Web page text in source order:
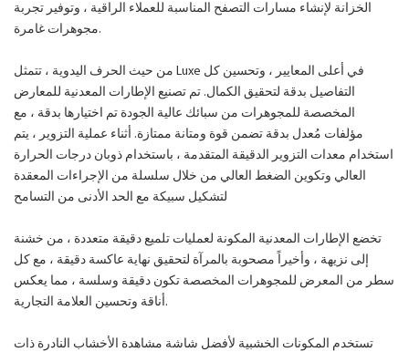
الخزانة لإنشاء مسارات التصفح المناسبة للعملاء الراقية ، وتوفير تجربة
مجوهرات غامرة.
من حيث الحرف اليدوية ، تتمثل Luxe في أعلى المعايير ، وتحسين كل
التفاصيل بدقة لتحقيق الكمال. تم تصنيع الإطارات المعدنية للمعارض
المخصصة للمجوهرات من سبائك عالية الجودة تم اختيارها بدقة ، مع
مؤلفات مُعدل بدقة تضمن قوة ومتانة ممتازة. أثناء عملية التزوير ، يتم
استخدام معدات التزوير الدقيقة المتقدمة ، باستخدام ذوبان درجات الحرارة
العالي وتكوين الضغط العالي من خلال سلسلة من الإجراءات المعقدة
تخضع الإطارات المعدنية المكونة لعمليات تلميع دقيقة متعددة ، من خشنة
إلى نزيهة ، وأخيراً مصحوبة بالمرآة لتحقيق نهاية عاكسة دقيقة ، مع كل
سطر من المعرض للمجوهرات المخصصة تكون دقيقة وسلسة ، مما يعكس
أناقة وتحسين العلامة التجارية.
تستخدم المكونات الخشبية لأفضل شاشة مشاهدة الأخشاب النادرة ذات